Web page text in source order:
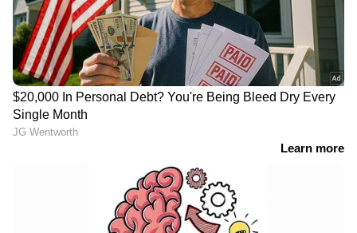
ആദ്യപടി': വിമര്‍ശിച്ച്
പ്രതിപക്ഷ നേതാവ്
പിണറായി വിജയൻ
അടിയന്തരമായി
പിൻവലിക്കണം'
കോന്നിയെ അവഗണിച്ചെന്ന
ജെനീഷ് കുമാറിൻ്റെ
ആരോപണത്തിന് പി.സി
വിഷ്ണുനാഥിൻ്റെ മറുപടി
മുതലപ്പൊഴിയിൽ കാണാതായ
പൊലീസ് സ്റ്റേഷന് മുന്നിൽ
പ്രതിഷേധിക്കുന്നു